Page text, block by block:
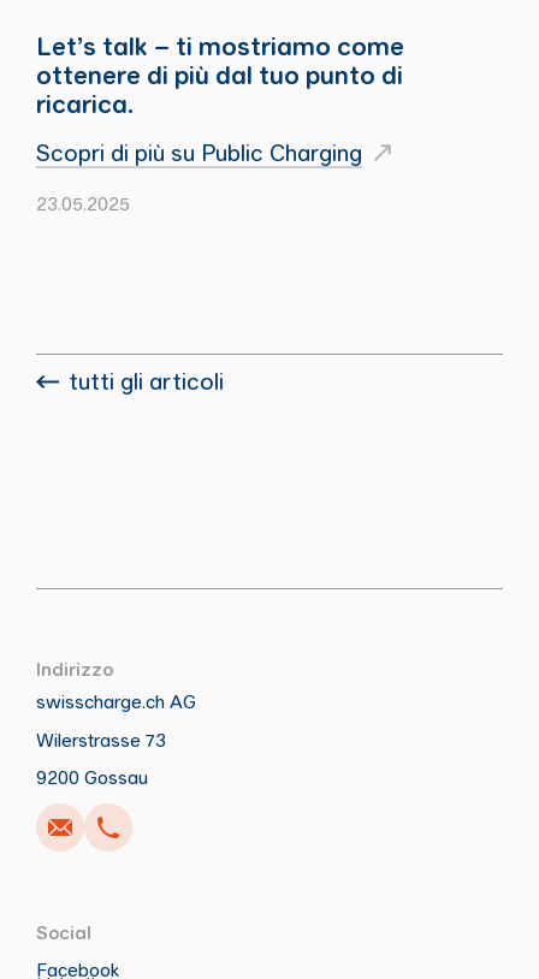
Let’s talk – ti mostriamo come
ottenere di più dal tuo punto di
ricarica.
Scopri di più su Public Charging
23.05.2025
tutti gli articoli
Indirizzo
swisscharge.ch AG
Wilerstrasse 73
9200 Gossau
Schreiben Copia
Anrufen Copia
Social
Facebook